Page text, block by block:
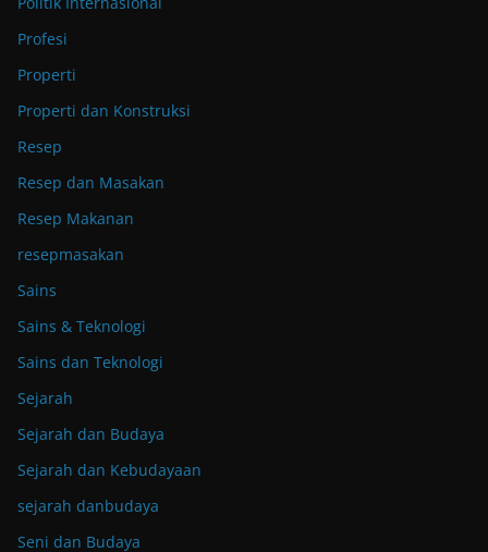
Profesi
Properti
Properti dan Konstruksi
Resep
Resep dan Masakan
Resep Makanan
resepmasakan
Sains
Sains & Teknologi
Sains dan Teknologi
Sejarah
Sejarah dan Budaya
Sejarah dan Kebudayaan
sejarah danbudaya
Seni dan Budaya